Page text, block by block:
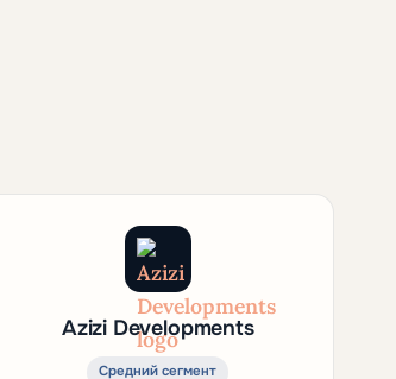
Azizi Developments
Средний сегмент